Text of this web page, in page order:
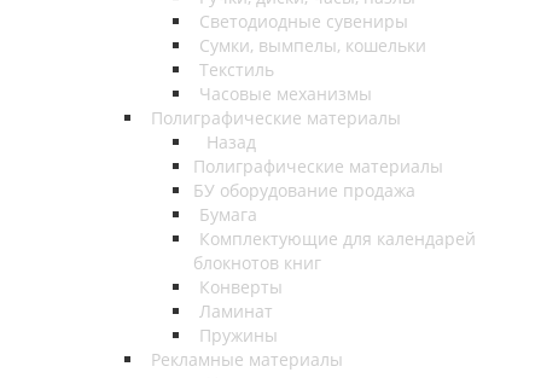
Светодиодные сувениры
Сумки, вымпелы, кошельки
Текстиль
Часовые механизмы
Полиграфические материалы
Назад
Полиграфические материалы
БУ оборудование продажа
Бумага
Комплектующие для календарей
блокнотов книг
Конверты
Ламинат
Пружины
Рекламные материалы